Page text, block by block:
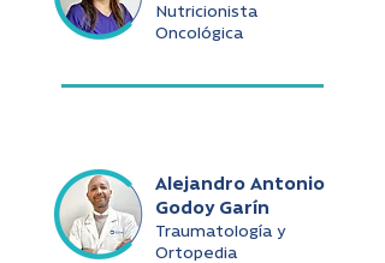
Nutricionista
Oncológica
Alejandro Antonio
Godoy Garín
Traumatología y
Ortopedia